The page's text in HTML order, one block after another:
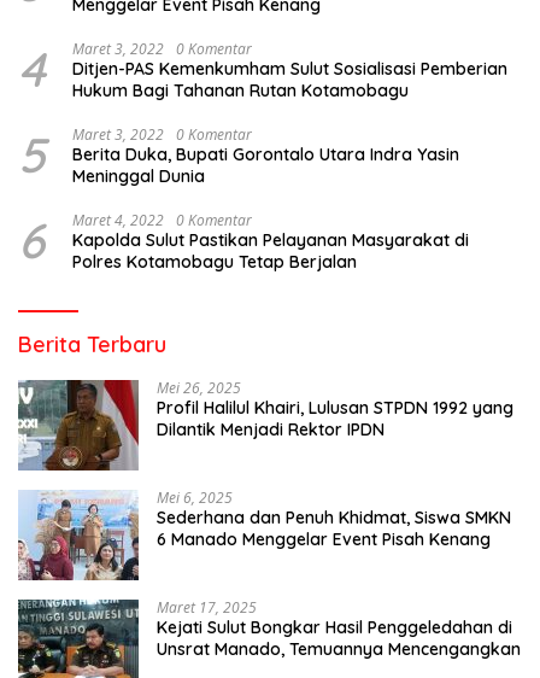
Menggelar Event Pisah Kenang
4 Maret 3, 2022 0 Komentar
Ditjen-PAS Kemenkumham Sulut Sosialisasi Pemberian
Hukum Bagi Tahanan Rutan Kotamobagu
5 Maret 3, 2022 0 Komentar
Berita Duka, Bupati Gorontalo Utara Indra Yasin
Meninggal Dunia
6 Maret 4, 2022 0 Komentar
Kapolda Sulut Pastikan Pelayanan Masyarakat di
Polres Kotamobagu Tetap Berjalan
Berita Terbaru
Mei 26, 2025
Profil Halilul Khairi, Lulusan STPDN 1992 yang
Dilantik Menjadi Rektor IPDN
Mei 6, 2025
Sederhana dan Penuh Khidmat, Siswa SMKN
6 Manado Menggelar Event Pisah Kenang
Maret 17, 2025
Kejati Sulut Bongkar Hasil Penggeledahan di
Unsrat Manado, Temuannya Mencengangkan